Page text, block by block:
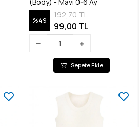
%49
192,70 TL
99,00 TL
Sepete Ekle